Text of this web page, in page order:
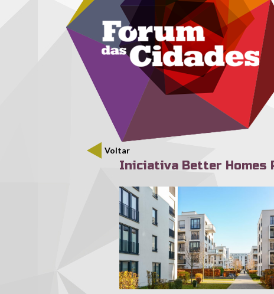
Passar para o conteúdo principalMenu secundário
Voltar
Iniciativa Better Homes
better-homes-partnerships-